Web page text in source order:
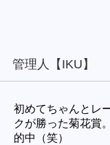
管理人【IKU】
初めてちゃんとレ
クが勝った菊花賞
的中（笑）